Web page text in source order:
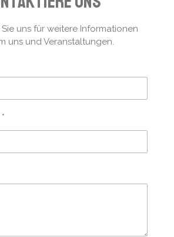
uns für weitere Informationen
uns und Veranstaltungen.